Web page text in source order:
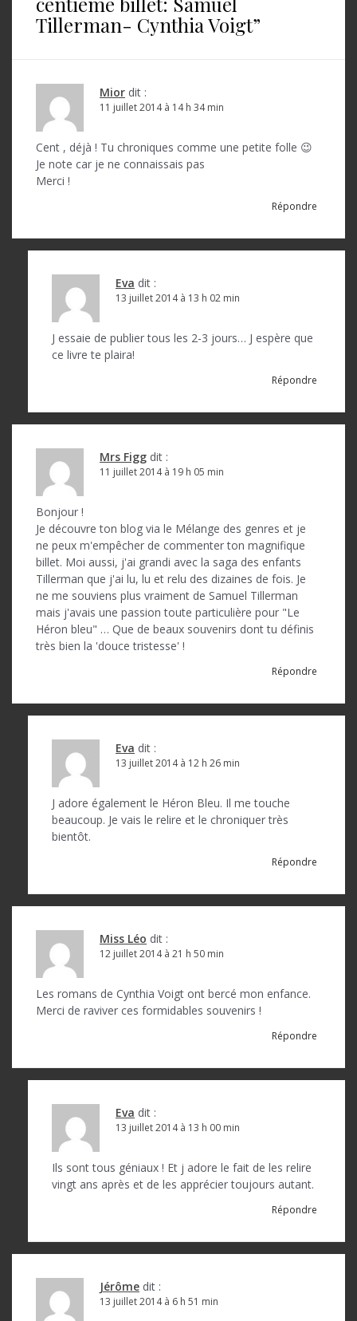
Tillerman- Cynthia Voigt”
Mior dit :
11 juillet 2014 à 14 h 34 min
Cent , déjà ! Tu chroniques comme une petite folle 😉
Je note car je ne connaissais pas
Merci !
Répondre
Eva dit :
13 juillet 2014 à 13 h 02 min
J essaie de publier tous les 2-3 jours… J espère que
ce livre te plaira!
Répondre
Mrs Figg dit :
11 juillet 2014 à 19 h 05 min
Bonjour !
Je découvre ton blog via le Mélange des genres et je
ne peux m'empêcher de commenter ton magnifique
billet. Moi aussi, j'ai grandi avec la saga des enfants
Tillerman que j'ai lu, lu et relu des dizaines de fois. Je
ne me souviens plus vraiment de Samuel Tillerman
mais j'avais une passion toute particulière pour "Le
Héron bleu" … Que de beaux souvenirs dont tu définis
très bien la 'douce tristesse' !
Répondre
Eva dit :
13 juillet 2014 à 12 h 26 min
J adore également le Héron Bleu. Il me touche
beaucoup. Je vais le relire et le chroniquer très
bientôt.
Répondre
Miss Léo dit :
12 juillet 2014 à 21 h 50 min
Les romans de Cynthia Voigt ont bercé mon enfance.
Merci de raviver ces formidables souvenirs !
Répondre
Eva dit :
13 juillet 2014 à 13 h 00 min
Ils sont tous géniaux ! Et j adore le fait de les relire
vingt ans après et de les apprécier toujours autant.
Répondre
Jérôme dit :
13 juillet 2014 à 6 h 51 min